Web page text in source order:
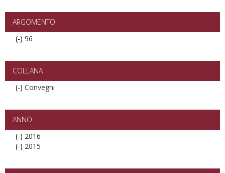
ARGOMENTO
(-) Remove
filter
96
COLLANA
(-) Remove
filter
Convegni
ANNO
(-) Remove
2016
2016
(-) Remove
filter
2015